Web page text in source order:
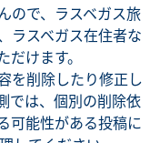
ので、ラスベガス旅
ラスベガス在住者な
けます。
を削除したり修正し
では、個別の削除依
可能性がある投稿に